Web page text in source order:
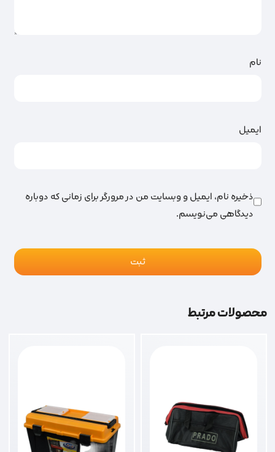
نام
ایمیل
ذخیره نام، ایمیل و وبسایت من در مرورگر برای زمانی که دوباره
دیدگاهی می‌نویسم.
محصولات مرتبط